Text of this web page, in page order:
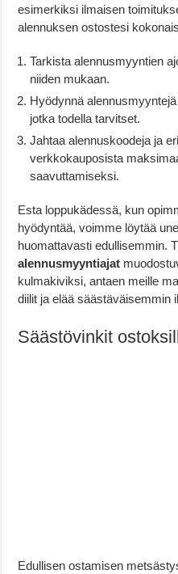
esimerkiksi ilmaisen
alennuksen ostostesi
Tarkista alennusmyyntien
niiden mukaan.
Hyödynnä
jotka todella tarvitset.
Jahtaa alennuskoodeja ja
verkkokauposista
saavuttamiseksi.
Esta loppukädessä, kun
hyödyntää, voimme löytää
huomattavasti edullisemmin.
alennusmyyntiajat
kulmakiviksi, antaen meille
diilit ja elää säästäväisemmin
Säästövinkit
Edullisen ostamisen